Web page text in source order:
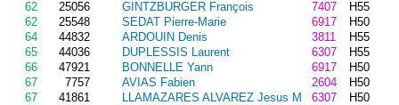
62
25056 GINTZBURGER François 7407
H55
62
25548 SEDAT Pierre-Marie 6917
H50
64
44832 ARDOUIN Denis 3811
H55
65
44036 DUPLESSIS Laurent 6307
H55
66
47921 BONNELLE Yann 6917
H50
67
7757 AVIAS Fabien 2604
H50
67
41861 LLAMAZARES ALVAREZ Jesus M 6307
H50